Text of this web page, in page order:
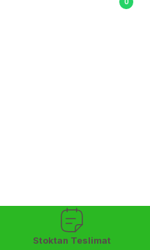
0
Stoktan Teslimat